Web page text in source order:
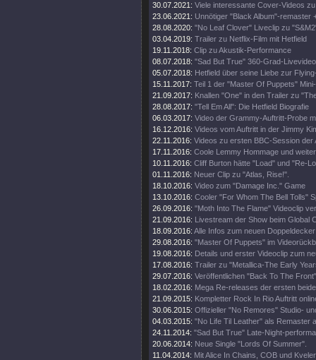
30.07.2021: Viele interessante Cover-Videos
23.06.2021: Unnötiger "Black Album"-remaster
28.08.2020: "No Leaf Clover" Liveclip zu
03.04.2019: Trailer zu Netflix-Film mit Hetfield
19.11.2018: Clip zu Akustik-Performance
08.07.2018: "Sad But True" 360-Grad-Livevideo
05.07.2018: Hetfield über seine Liebe zur
15.11.2017: Teil 1 der "Master Of Puppets"
21.09.2017: Knallen "One" in den Trailer zu
28.08.2017: "Tell Em All": Die Hetfield Biografie
06.03.2017: Video der Grammy-Auftritt-Probe
16.12.2016: Videos vom Auftritt in der Jimmy
22.11.2016: Videos zu ersten BBC-Session der
17.11.2016: Coole Lemmy Hommage und
10.11.2016: Cliff Burton hätte "Load" und "Re-
01.11.2016: Neuer Clip zu "Atlas, Rise!".
18.10.2016: Video zum "Damage Inc." Game
13.10.2016: Cooler "For Whom The Bell Tolls"
26.09.2016: "Moth Into The Flame" Videoclip
21.09.2016: Livestream der Show beim Global
18.09.2016: Alle Infos zum neuen
29.08.2016: "Master Of Puppets" im
19.08.2016: Details und erster Videoclip zum
17.08.2016: Trailer zu "Metallica-The Early
29.07.2016: Veröffentlichen "Back To The
18.02.2016: Mega Re-releases der ersten
21.09.2015: Kompletter Rock In Rio Auftritt
30.06.2015: Offizieller "No Remores" Studio-
04.03.2015: "No Life Til Leather" als Remaster
24.11.2014: "Sad But True" Late-Night-
20.06.2014: Neue Single "Lords Of Summer".
11.04.2014: Mit Alice In Chains, COB und